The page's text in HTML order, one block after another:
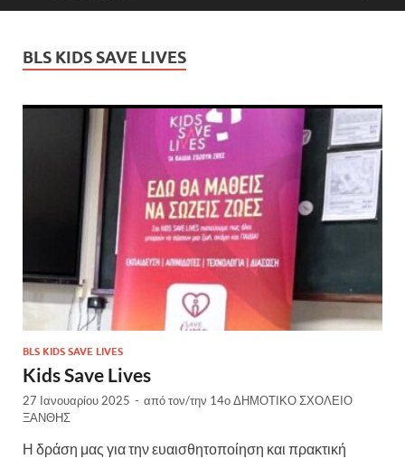
BLS KIDS SAVE LIVES
BLS KIDS SAVE LIVES
Kids Save Lives
27 Ιανουαρίου 2025 - από τον/την 14ο ΔΗΜΟΤΙΚΟ ΣΧΟΛΕΙΟ
ΞΑΝΘΗΣ
Η δράση μας για την ευαισθητοποίηση και πρακτική